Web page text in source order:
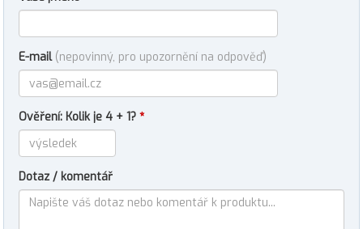
E-mail (nepovinný, pro upozornění na odpověď)
Ověření: Kolik je 4 + 1? *
Dotaz / komentář